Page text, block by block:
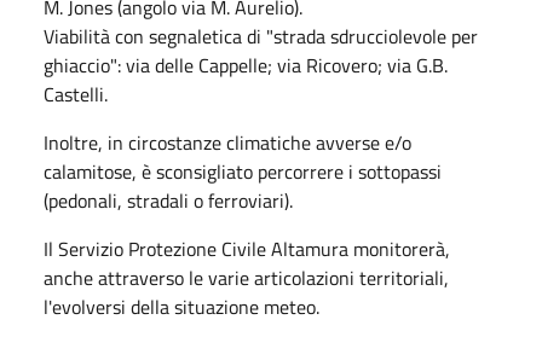
M. Jones (angolo via M. Aurelio).
Viabilità con segnaletica di "strada sdrucciolevole per
ghiaccio": via delle Cappelle; via Ricovero; via G.B.
Castelli.
Inoltre, in circostanze climatiche avverse e/o
calamitose, è sconsigliato percorrere i sottopassi
(pedonali, stradali o ferroviari).
Il Servizio Protezione Civile Altamura monitorerà,
anche attraverso le varie articolazioni territoriali,
l'evolversi della situazione meteo.